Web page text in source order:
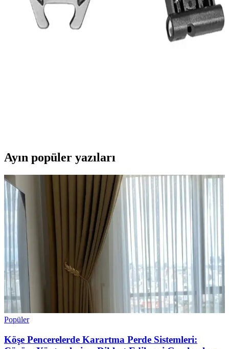
Karahisarlı Cata CT-9185 radar hareket sensörü, 10 metre ve 360
derece kapsama alanıyla yüksek hassasiyetle hareketleri tespit eder,
kolay kurulum ve dayanıklılığıyla güvenlik ve otomasyon
Ayın popüler yazıları
Popüler
Köşe Pencerelerde Karartma Perde Sistemleri: